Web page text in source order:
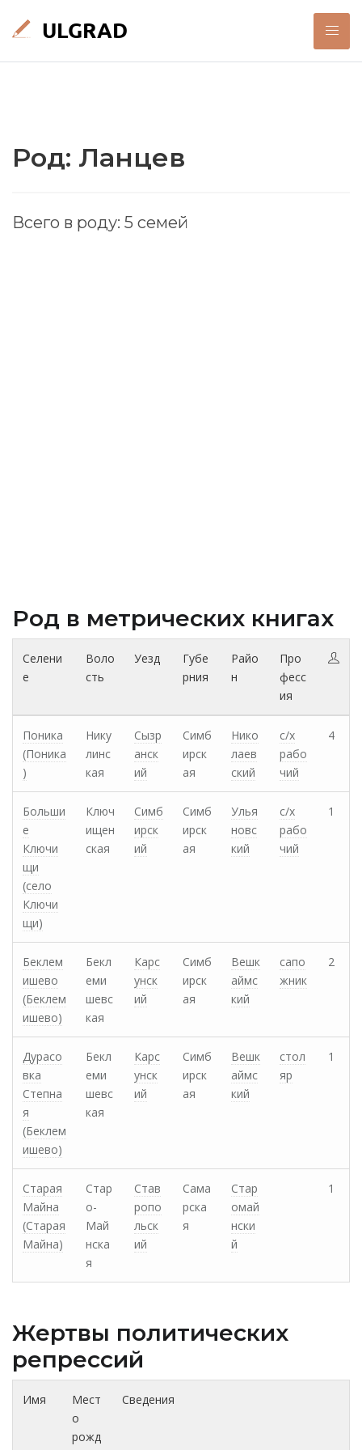
Род: Ланцев
Всего в роду: 5 семей
Род в метрических книгах
Селени
е
Воло
сть
Уезд
Губе
рния
Райо
н
Про
фесс
ия
Поника
(Поника
)
Нику
линс
кая
Сызр
анск
ий
Симб
ирск
ая
Нико
лаев
ский
с/х
рабо
чий
4
Больши
е
Ключи
щи
(cело
Ключи
щи)
Ключ
ищен
ская
Симб
ирск
ий
Симб
ирск
ая
Улья
новс
кий
с/х
рабо
чий
1
Беклем
ишево
(Беклем
ишево)
Бекл
еми
шевс
кая
Карс
унск
ий
Симб
ирск
ая
Вешк
аймс
кий
сапо
жник
2
Дурасо
вка
Степна
я
(Беклем
ишево)
Бекл
еми
шевс
кая
Карс
унск
ий
Симб
ирск
ая
Вешк
аймс
кий
стол
яр
1
Старая
Майна
(Старая
Майна)
Стар
о-
Май
нска
я
Став
ропо
льск
ий
Сама
рска
я
Стар
омай
нски
й
1
Жертвы политических
репрессий
Имя
Мест
о
рожд
Сведения